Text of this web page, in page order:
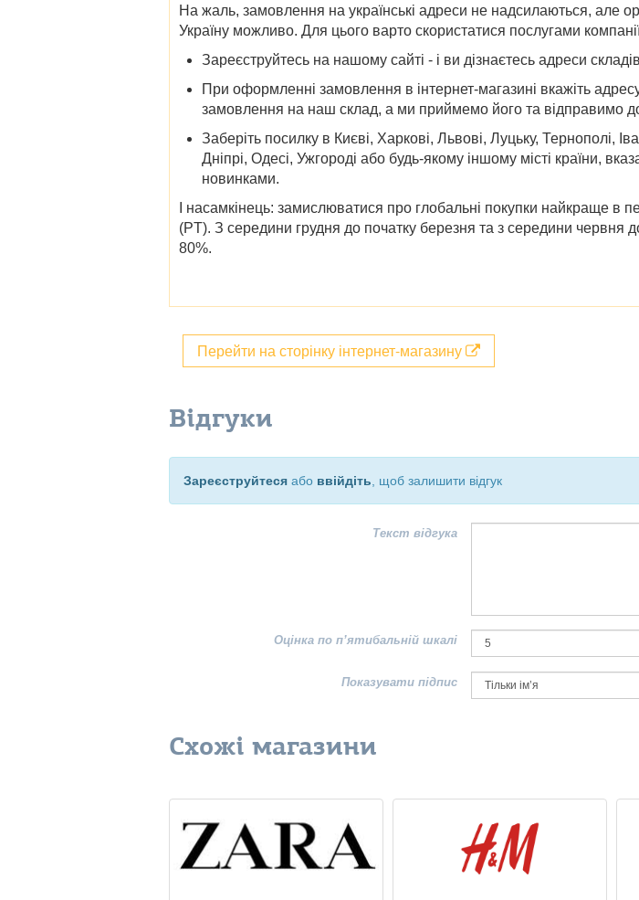
На жаль, замовлення на українські адреси не надсилаються, але
Україну можливо. Для цього варто скористатися послугами
Зареєструйтесь на нашому сайті - і ви дізнаєтесь адреси
При оформленні замовлення в інтернет-магазині вкажіть
замовлення на наш склад, а ми приймемо його та відправимо
Заберіть посилку в Києві, Харкові, Львові, Луцьку, Тернополі,
Дніпрі, Одесі, Ужгороді або будь-якому іншому місті країни,
новинками.
І насамкінець: замислюватися про глобальні покупки найкраще в
(PT). З середини грудня до початку березня та з середини червня
80%.
Перейти на сторінку інтернет-магазину
Відгуки
Зареєструйтеся або ввійдіть , щоб залишити відгук
Текст відгука
Оцінка по п’ятибальній шкалі
Показувати підпис
Схожі магазини